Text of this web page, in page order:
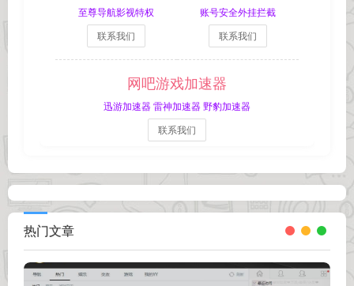
至尊导航影视特权
联系我们
账号安全外挂拦截
联系我们
网吧游戏加速器
迅游加速器 雷神加速器 野豹加速器
联系我们
热门文章